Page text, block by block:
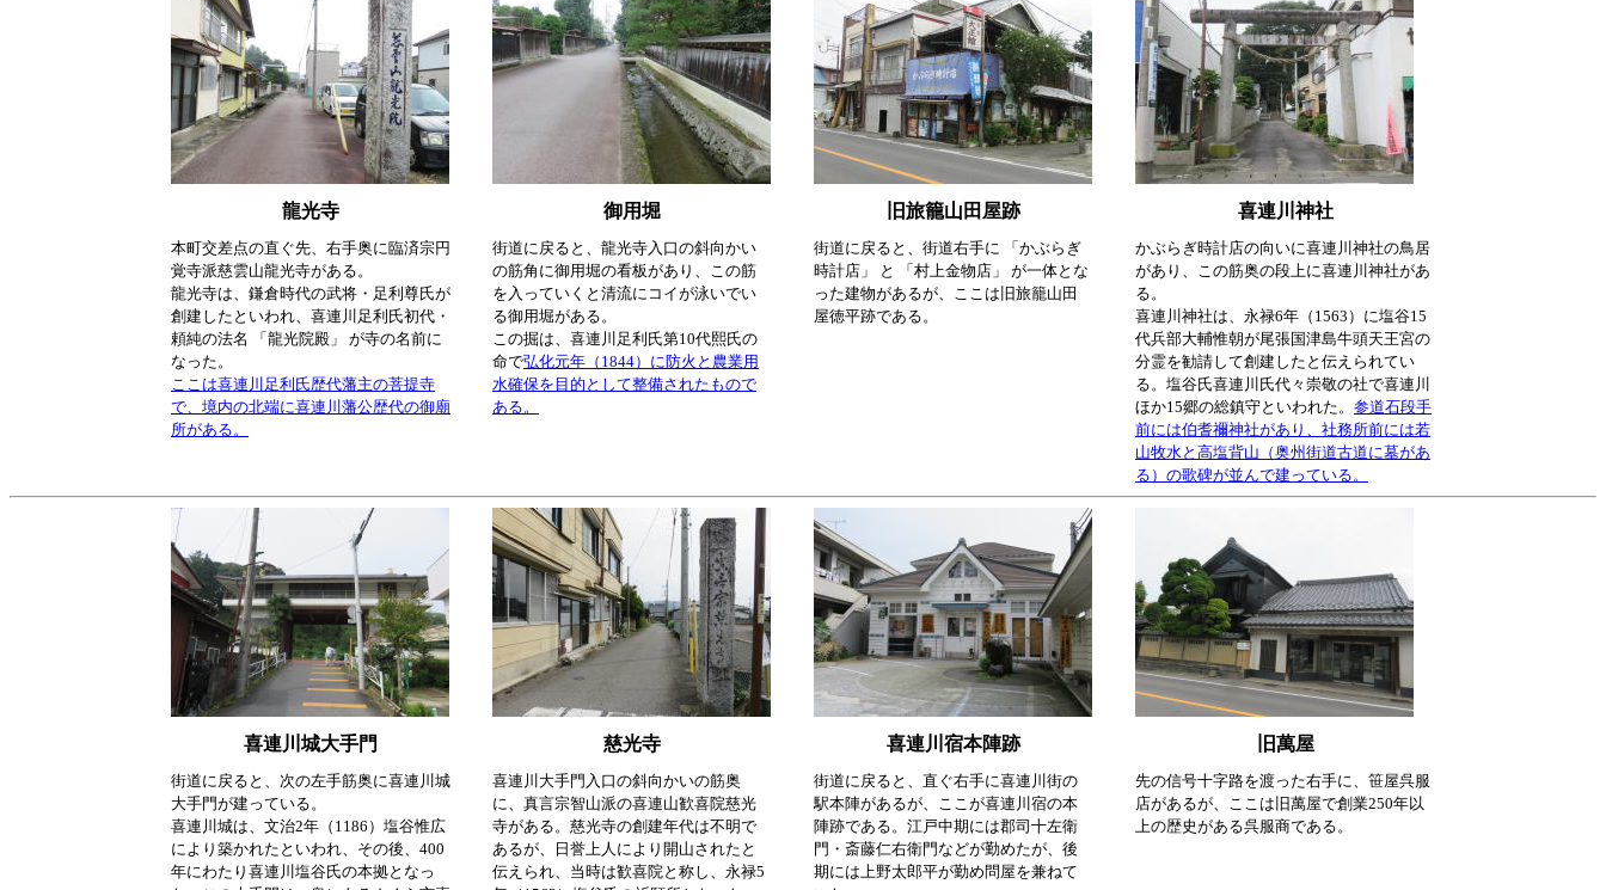
龍光寺 御用堀 旧旅籠山田屋跡 喜連川神社
本町交差点の直ぐ先、右手奥に臨済宗円
覚寺派慈雲山龍光寺がある。
龍光寺は、鎌倉時代の武将・足利尊氏が
創建したといわれ、喜連川足利氏初代・
頼純の法名 「龍光院殿」 が寺の名前に
なった。
ここは喜連川足利氏歴代藩主の菩提寺
で、境内の北端に喜連川藩公歴代の御廟
所がある。
街道に戻ると、龍光寺入口の斜向かい
の筋角に御用堀の看板があり、この筋
を入っていくと清流にコイが泳いでい
る御用堀がある。
この掘は、喜連川足利氏第10代熙氏の
命で弘化元年（1844）に防火と農業用
水確保を目的として整備されたもので
ある。
街道に戻ると、街道右手に 「かぶらぎ
時計店」 と 「村上金物店」 が一体とな
った建物があるが、ここは旧旅籠山田
屋徳平跡である。
かぶらぎ時計店の向いに喜連川神社の鳥居
があり、この筋奥の段上に喜連川神社があ
る。
喜連川神社は、永禄6年（1563）に塩谷15
代兵部大輔惟朝が尾張国津島牛頭天王宮の
分霊を勧請して創建したと伝えられてい
る。塩谷氏喜連川氏代々崇敬の社で喜連川
ほか15郷の総鎮守といわれた。 参道石段手
前には伯耆禰神社があり、社務所前には若
山牧水と高塩背山（奥州街道古道に墓があ
る）の歌碑が並んで建っている。
喜連川城大手門 慈光寺 喜連川宿本陣跡 旧萬屋
街道に戻ると、次の左手筋奥に喜連川城
大手門が建っている。
喜連川城は、文治2年（1186）塩谷惟広
により築かれたといわれ、その後、400
年にわたり喜連川塩谷氏の本拠となっ
喜連川大手門入口の斜向かいの筋奥
に、真言宗智山派の喜連山歓喜院慈光
寺がある。慈光寺の創建年代は不明で
あるが、日誉上人により開山されたと
伝えられ、当時は歓喜院と称し、永禄5
街道に戻ると、直ぐ右手に喜連川街の
駅本陣があるが、ここが喜連川宿の本
陣跡である。江戸中期には郡司十左衛
門・斎藤仁右衛門などが勤めたが、後
期には上野太郎平が勤め問屋を兼ねて
先の信号十字路を渡った右手に、笹屋呉服
店があるが、ここは旧萬屋で創業250年以
上の歴史がある呉服商である。